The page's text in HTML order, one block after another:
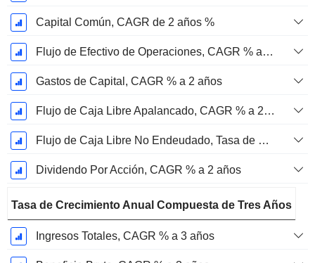
Capital Común, CAGR de 2 años %
Flujo de Efectivo de Operaciones, CAGR % a 2 años
Gastos de Capital, CAGR % a 2 años
Flujo de Caja Libre Apalancado, CAGR % a 2 años
Flujo de Caja Libre No Endeudado, Tasa de Crecimiento Anual Compuesta de 2 Años %
Dividendo Por Acción, CAGR % a 2 años
Tasa de Crecimiento Anual Compuesta de Tres Años
Ingresos Totales, CAGR % a 3 años